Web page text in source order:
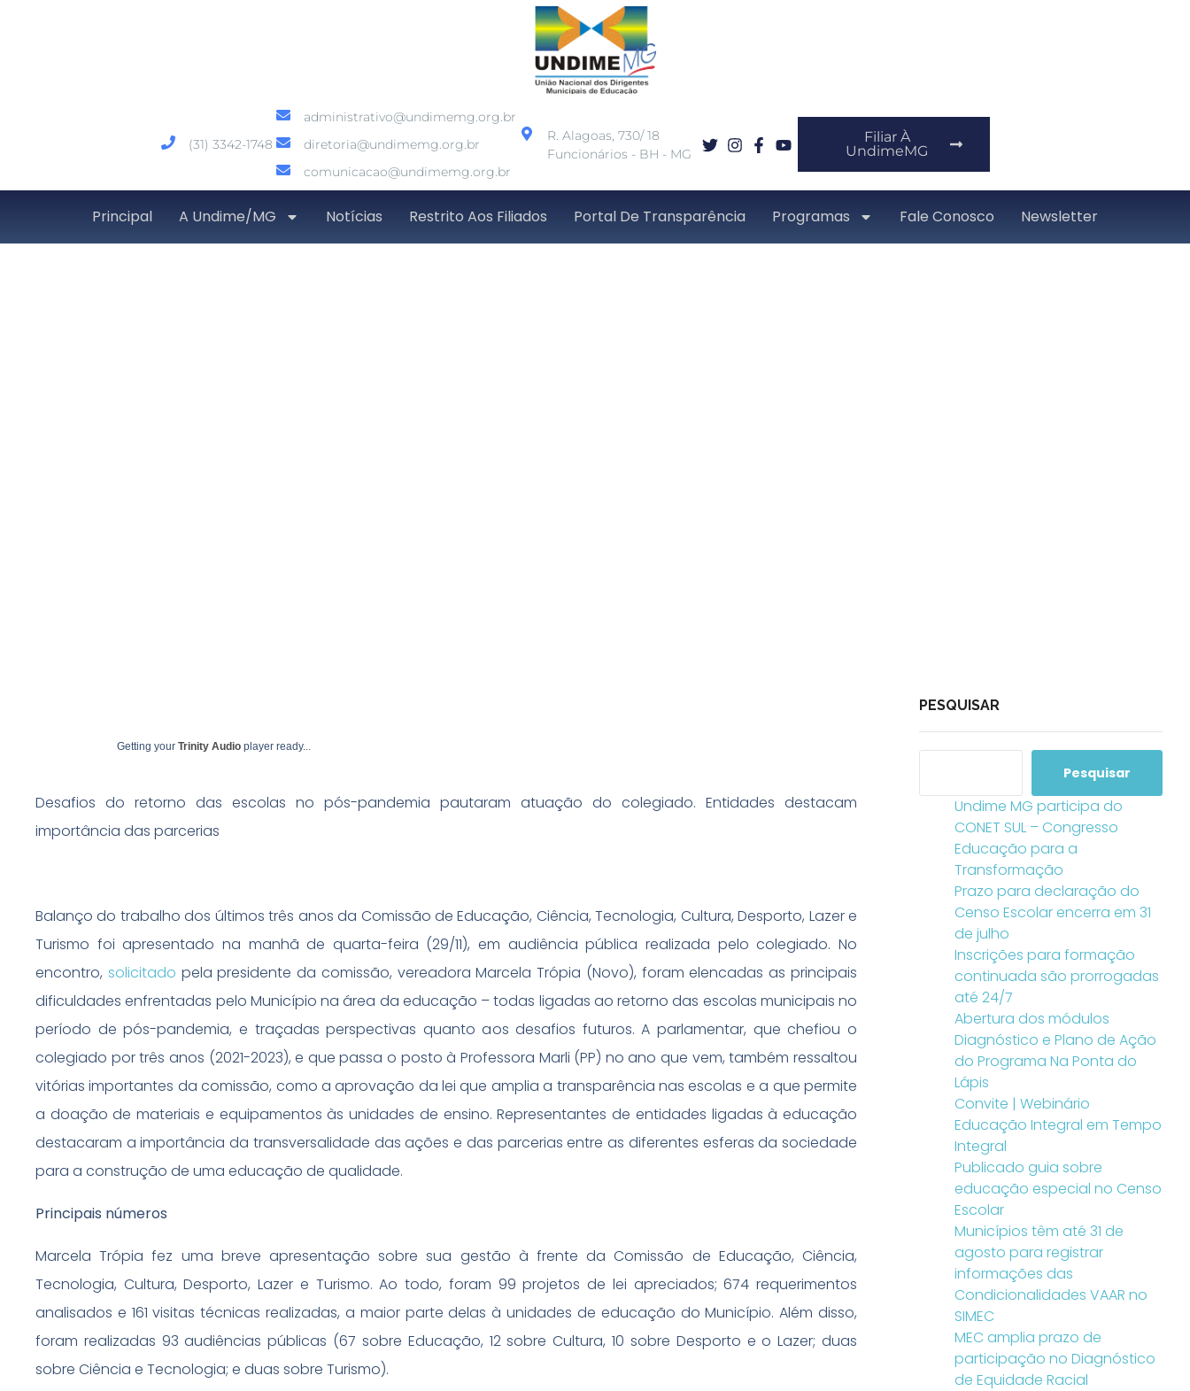
(31) 3342-1748
administrativo@undimemg.org.br
diretoria@undimemg.org.br
comunicacao@undimemg.org.br
R. Alagoas, 730/ 18
Funcionários - BH - MG
Filiar À
UndimeMG
Principal A Undime/MG Notícias Restrito Aos Filiados Portal De Transparência Programas Fale Conosco Newsletter
Getting your Trinity Audio player ready...
Desafios do retorno das escolas no pós-pandemia pautaram atuação do colegiado. Entidades destacam
importância das parcerias
Balanço do trabalho dos últimos três anos da Comissão de Educação, Ciência, Tecnologia, Cultura, Desporto, Lazer e
Turismo foi apresentado na manhã de quarta-feira (29/11), em audiência pública realizada pelo colegiado. No
encontro, solicitado pela presidente da comissão, vereadora Marcela Trópia (Novo), foram elencadas as principais
dificuldades enfrentadas pelo Município na área da educação – todas ligadas ao retorno das escolas municipais no
período de pós-pandemia, e traçadas perspectivas quanto aos desafios futuros. A parlamentar, que chefiou o
colegiado por três anos (2021-2023), e que passa o posto à Professora Marli (PP) no ano que vem, também ressaltou
vitórias importantes da comissão, como a aprovação da lei que amplia a transparência nas escolas e a que permite
a doação de materiais e equipamentos às unidades de ensino. Representantes de entidades ligadas à educação
destacaram a importância da transversalidade das ações e das parcerias entre as diferentes esferas da sociedade
para a construção de uma educação de qualidade.
Principais números
Marcela Trópia fez uma breve apresentação sobre sua gestão à frente da Comissão de Educação, Ciência,
Tecnologia, Cultura, Desporto, Lazer e Turismo. Ao todo, foram 99 projetos de lei apreciados; 674 requerimentos
analisados e 161 visitas técnicas realizadas, a maior parte delas à unidades de educação do Município. Além disso,
foram realizadas 93 audiências públicas (67 sobre Educação, 12 sobre Cultura, 10 sobre Desporto e o Lazer; duas
sobre Ciência e Tecnologia; e duas sobre Turismo).
PESQUISAR
Pesquisar
Undime MG participa do
CONET SUL – Congresso
Educação para a
Transformação
Prazo para declaração do
Censo Escolar encerra em 31
de julho
Inscrições para formação
continuada são prorrogadas
até 24/7
Abertura dos módulos
Diagnóstico e Plano de Ação
do Programa Na Ponta do
Lápis
Convite | Webinário
Educação Integral em Tempo
Integral
Publicado guia sobre
educação especial no Censo
Escolar
Municípios têm até 31 de
agosto para registrar
informações das
Condicionalidades VAAR no
SIMEC
MEC amplia prazo de
participação no Diagnóstico
de Equidade Racial